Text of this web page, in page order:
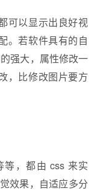
可以显示出良好视
。若软件具有的自
强大，属性修改一
，比修改图片要方
，都由 css 来实
效果，自适应多分